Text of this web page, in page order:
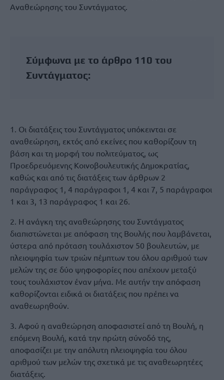
Αναθεώρησης του Συντάγματος.
Σύμφωνα με το άρθρο 110 του
Συντάγματος:
1. Oι διατάξεις του Συντάγματος υπόκεινται σε
αναθεώρηση, εκτός από εκείνες που καθορίζουν τη
βάση και τη μορφή του πολιτεύματος, ως
Προεδρευόμενης Κοινοβουλευτικής Δημοκρατίας,
καθώς και από τις διατάξεις των άρθρων 2
παράγραφος 1, 4 παράγραφοι 1, 4 και 7, 5 παράγραφοι
1 και 3, 13 παράγραφος 1 και 26.
2. H ανάγκη της αναθεώρησης του Συντάγματος
διαπιστώνεται με απόφαση της Βουλής που λαμβάνεται,
ύστερα από πρόταση τουλάχιστον 50 βουλευτών, με
πλειοψηφία των τριών πέμπτων του όλου αριθμού των
μελών της σε δύο ψηφοφορίες που απέχουν μεταξύ
τους τουλάχιστον έναν μήνα. Mε αυτήν την απόφαση
καθορίζονται ειδικά οι διατάξεις που πρέπει να
αναθεωρηθούν.
3. Αφού η αναθεώρηση αποφασιστεί από τη Βουλή, η
επόμενη Βουλή, κατά την πρώτη σύνοδό της,
αποφασίζει με την απόλυτη πλειοψηφία του όλου
αριθμού των μελών της σχετικά με τις αναθεωρητέες
διατάξεις.